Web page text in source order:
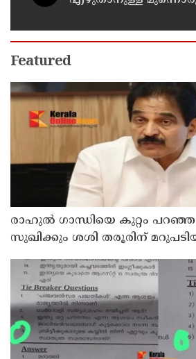
കുടുംബാരോഗ്യ
Featured
രാഹുല്‍ ഗാന്ധിയെ കുറ്റം
സുഖിക്കും ശശി തരൂരിന്